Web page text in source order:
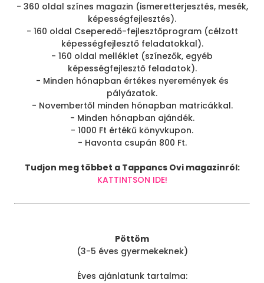
- 360 oldal színes magazin (ismeretterjesztés, mesék,
képességfejlesztés).
- 160 oldal Cseperedő-fejlesztőprogram (célzott
képességfejlesztő feladatokkal).
- 160 oldal melléklet (színezők, egyéb
képességfejlesztő feladatok).
- Minden hónapban értékes nyeremények és
pályázatok.
- Novembertől minden hónapban matricákkal.
- Minden hónapban ajándék.
- 1000 Ft értékű könyvkupon.
- Havonta csupán 800 Ft.
Tudjon meg többet a Tappancs Ovi magazinról:
KATTINTSON IDE!
Pöttöm
(3-5 éves gyermekeknek)
Éves ajánlatunk tartalma: